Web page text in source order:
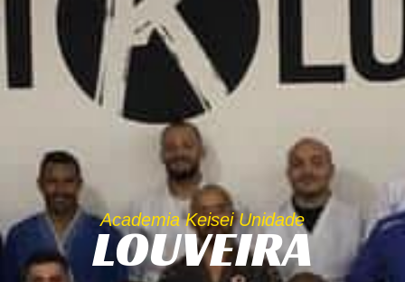
Academia Keisei Unidade
LOUVEIRA